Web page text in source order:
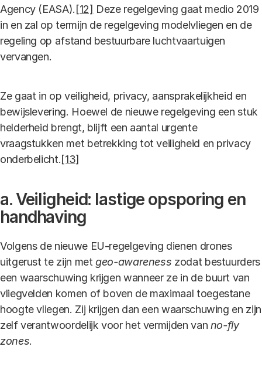
Agency (EASA). [12] Deze regelgeving gaat medio 2019
in en zal op termijn de regelgeving modelvliegen en de
regeling op afstand bestuurbare luchtvaartuigen
vervangen.
Ze gaat in op veiligheid, privacy, aansprakelijkheid en
bewijslevering. Hoewel de nieuwe regelgeving een stuk
helderheid brengt, blijft een aantal urgente
vraagstukken met betrekking tot veiligheid en privacy
onderbelicht.[13]
a. Veiligheid: lastige opsporing en
handhaving
Volgens de nieuwe EU-regelgeving dienen drones
uitgerust te zijn met geo-awareness zodat bestuurders
een waarschuwing krijgen wanneer ze in de buurt van
vliegvelden komen of boven de maximaal toegestane
hoogte vliegen. Zij krijgen dan een waarschuwing en zijn
zelf verantwoordelijk voor het vermijden van no-fly
zones.